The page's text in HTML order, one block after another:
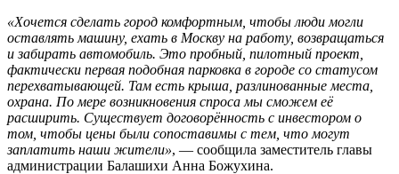
«Хочется сделать город комфортным, чтобы люди могли
оставлять машину, ехать в Москву на работу, возвращаться
и забирать автомобиль. Это пробный, пилотный проект,
фактически первая подобная парковка в городе со статусом
перехватывающей. Там есть крыша, разлинованные места,
охрана. По мере возникновения спроса мы сможем её
расширить. Существует договорённость с инвестором о
том, чтобы цены были сопоставимы с тем, что могут
заплатить наши жители», — сообщила заместитель главы
администрации Балашихи Анна Божухина.